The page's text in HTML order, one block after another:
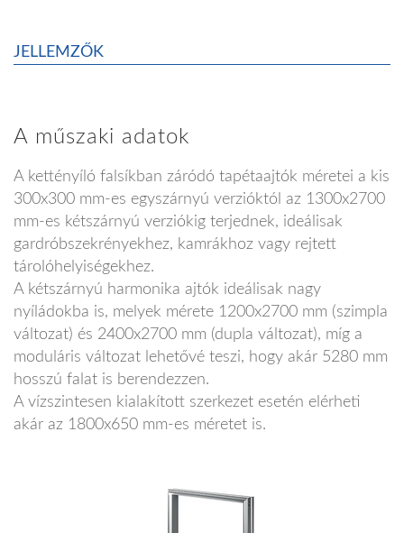
JELLEMZŐK
A műszaki adatok
A kettényíló falsíkban záródó tapétaajtók méretei a kis
300x300 mm-es egyszárnyú verzióktól az 1300x2700
mm-es kétszárnyú verziókig terjednek, ideálisak
gardróbszekrényekhez, kamrákhoz vagy rejtett
tárolóhelyiségekhez.
A kétszárnyú harmonika ajtók ideálisak nagy
nyíládokba is, melyek mérete 1200x2700 mm (szimpla
változat) és 2400x2700 mm (dupla változat), míg a
moduláris változat lehetővé teszi, hogy akár 5280 mm
hosszú falat is berendezzen.
A vízszintesen kialakított szerkezet esetén elérheti
akár az 1800x650 mm-es méretet is.